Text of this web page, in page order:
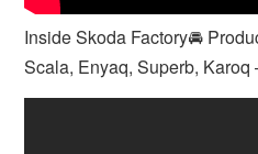
Inside Skoda Factory🚘
Scala, Enyaq, Superb,